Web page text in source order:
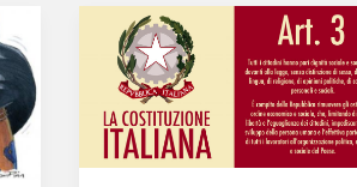
Campagna
di
sensibilizzazione
pacifica
per
il